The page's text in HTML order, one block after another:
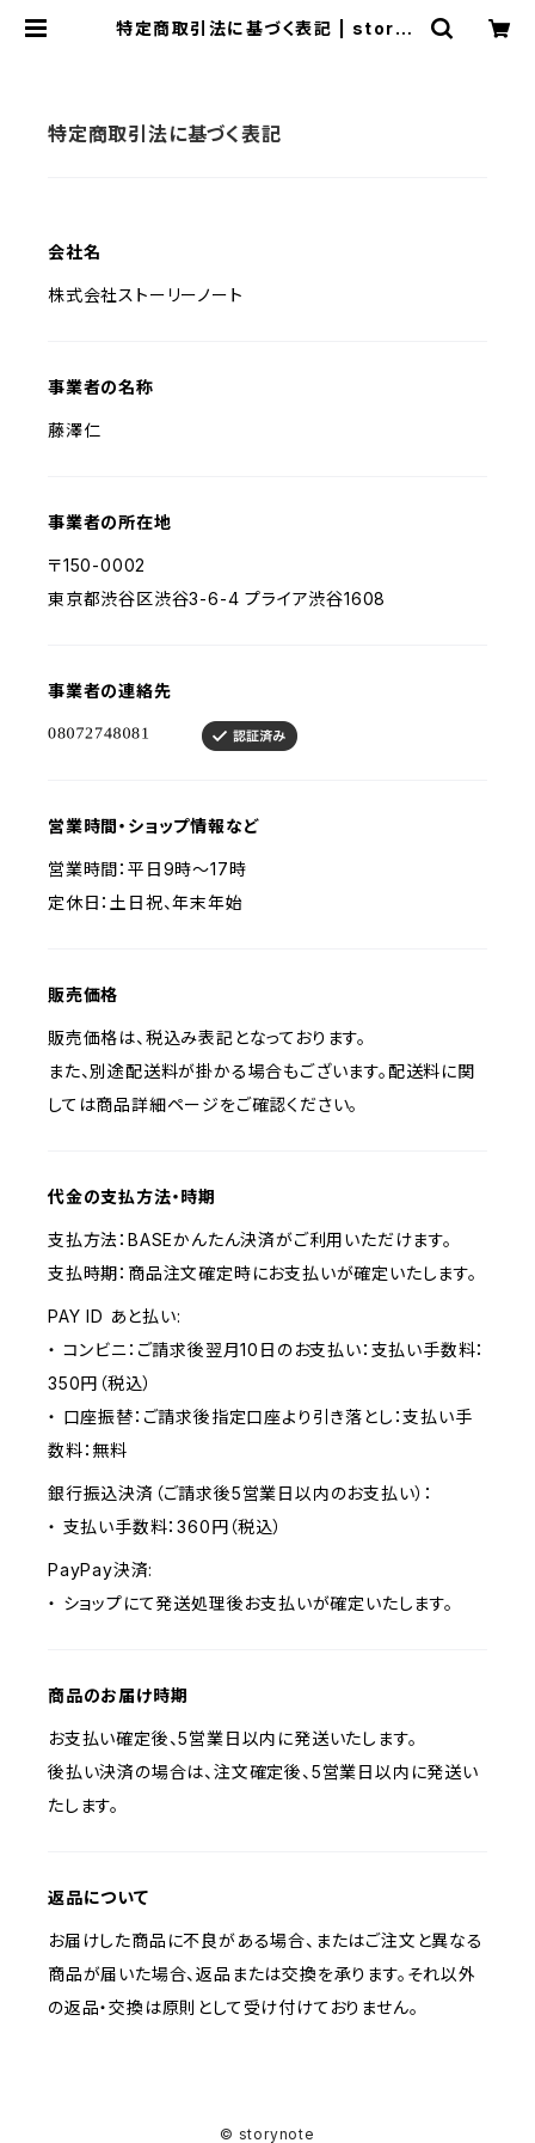
特定商取引法に基づく表記 | storyn
特定商取引法に基づく表記
会社名
株式会社ストーリーノート
事業者の名称
藤澤仁
事業者の所在地
〒150-0002
東京都渋谷区渋谷3-6-4 プライア渋谷1608
事業者の連絡先
営業時間・ショップ情報など
営業時間：平日9時～17時
定休日：土日祝、年末年始
販売価格
販売価格は、税込み表記となっております。
また、別途配送料が掛かる場合もございます。配送料に関
しては商品詳細ページをご確認ください。
代金の支払方法・時期
支払方法：BASEかんたん決済がご利用いただけます。
支払時期：商品注文確定時にお支払いが確定いたします。
PAY ID あと払い:
・ コンビニ：ご請求後翌月10日のお支払い：支払い手数料：
350円（税込）
・ 口座振替：ご請求後指定口座より引き落とし：支払い手
数料：無料
銀行振込決済（ご請求後5営業日以内のお支払い）：
・ 支払い手数料：360円（税込）
PayPay決済:
・ ショップにて発送処理後お支払いが確定いたします。
商品のお届け時期
お支払い確定後、5営業日以内に発送いたします。
後払い決済の場合は、注文確定後、5営業日以内に発送い
たします。
返品について
お届けした商品に不良がある場合、またはご注文と異なる
商品が届いた場合、返品または交換を承ります。それ以外
の返品・交換は原則として受け付けておりません。
© storynote